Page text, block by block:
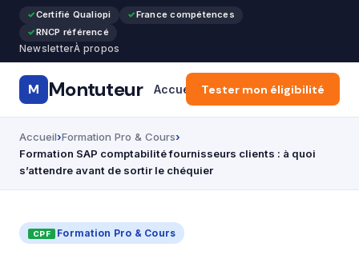
Certifié Qualiopi
France compétences
RNCP référencé
NewsletterÀ propos
M Montuteur Accueil Formation Pro & Cours
Tester mon éligibilité
Accueil Formation Pro & Cours
Formation SAP comptabilité fournisseurs clients : à quoi
s’attendre avant de sortir le chéquier
Formation Pro & Cours